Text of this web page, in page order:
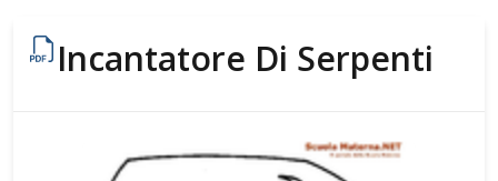
Incantatore Di Serpenti